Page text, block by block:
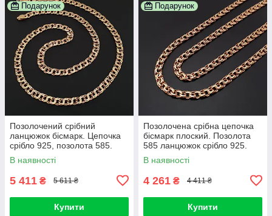
Подарунок
Позолочений срібний
ланцюжок бісмарк. Цепочка
срібло 925, позолота 585.
Ширина ланки 5,5 мм
В наявності
5 411 ₴ 5 611 ₴
Купити
Подарунок
Позолочена срібна цепочка
бісмарк плоский. Позолота
585 ланцюжок срібло 925.
Ширина 4 мм / 55 см
В наявності
4 261 ₴ 4 411 ₴
Купити